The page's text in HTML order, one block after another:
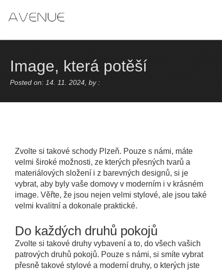
Image, která potěší
Posted on: 14. 11. 2024, by :
Zvolte si takové schody Plzeň. Pouze s námi, máte
velmi široké možnosti, ze kterých přesných tvarů a
materiálových složení i z barevných designů, si je
vybrat, aby byly vaše domovy v moderním i v krásném
image. Věřte, že jsou nejen velmi stylové, ale jsou také
velmi kvalitní a dokonale praktické.
Do každých druhů pokojů
Zvolte si takové druhy vybavení a to, do všech vašich
patrových druhů pokojů. Pouze s námi, si smíte vybrat
přesně takové stylové a moderní druhy, o kterých jste